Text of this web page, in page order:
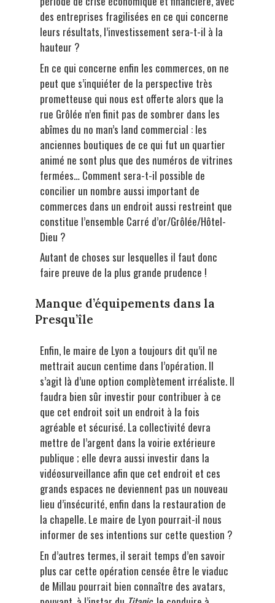
des entreprises fragilisées en ce qui concerne
leurs résultats, l’investissement sera-t-il à la
hauteur ?
En ce qui concerne enfin les commerces, on ne
peut que s’inquiéter de la perspective très
prometteuse qui nous est offerte alors que la
rue Grôlée n’en finit pas de sombrer dans les
abîmes du no man’s land commercial : les
anciennes boutiques de ce qui fut un quartier
animé ne sont plus que des numéros de vitrines
fermées… Comment sera-t-il possible de
concilier un nombre aussi important de
commerces dans un endroit aussi restreint que
constitue l’ensemble Carré d’or/Grôlée/Hôtel-
Dieu ?
Autant de choses sur lesquelles il faut donc
faire preuve de la plus grande prudence !
Manque d’équipements dans la
Presqu’île
Enfin, le maire de Lyon a toujours dit qu’il ne
mettrait aucun centime dans l’opération. Il
s’agit là d’une option complètement irréaliste. Il
faudra bien sûr investir pour contribuer à ce
que cet endroit soit un endroit à la fois
agréable et sécurisé. La collectivité devra
mettre de l’argent dans la voirie extérieure
publique ; elle devra aussi investir dans la
vidéosurveillance afin que cet endroit et ces
grands espaces ne deviennent pas un nouveau
lieu d’insécurité, enfin dans la restauration de
la chapelle. Le maire de Lyon pourrait-il nous
informer de ses intentions sur cette question ?
En d’autres termes, il serait temps d’en savoir
plus car cette opération censée être le viaduc
de Millau pourrait bien connaître des avatars,